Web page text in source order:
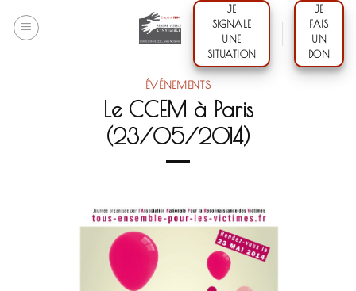
JE
SIGNALE
UNE
SITUATION
JE
FAIS
UN
DON
ÉVÉNEMENTS
Le CCEM à Paris
(23/05/2014)